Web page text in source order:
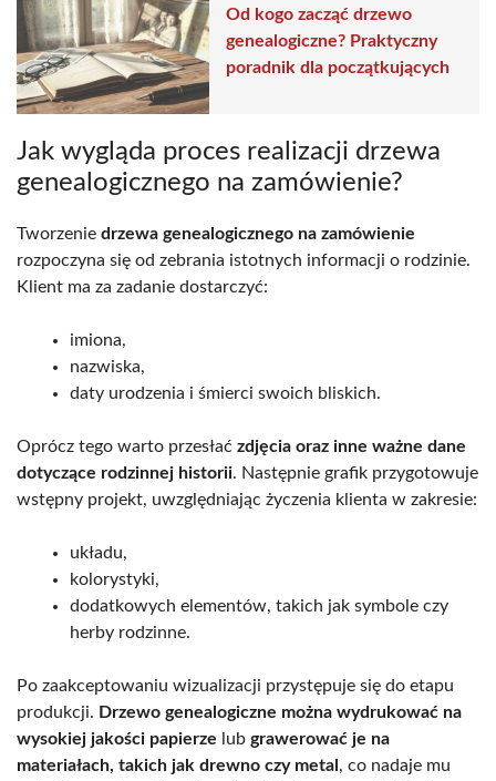
Od kogo zacząć drzewo
genealogiczne? Praktyczny
poradnik dla początkujących
Jak wygląda proces realizacji drzewa
genealogicznego na zamówienie?
Tworzenie drzewa genealogicznego na zamówienie
rozpoczyna się od zebrania istotnych informacji o rodzinie.
Klient ma za zadanie dostarczyć:
imiona,
nazwiska,
daty urodzenia i śmierci swoich bliskich.
Oprócz tego warto przesłać zdjęcia oraz inne ważne dane
dotyczące rodzinnej historii. Następnie grafik przygotowuje
wstępny projekt, uwzględniając życzenia klienta w zakresie:
układu,
kolorystyki,
dodatkowych elementów, takich jak symbole czy
herby rodzinne.
Po zaakceptowaniu wizualizacji przystępuje się do etapu
produkcji. Drzewo genealogiczne można wydrukować na
wysokiej jakości papierze lub grawerować je na
materiałach, takich jak drewno czy metal , co nadaje mu